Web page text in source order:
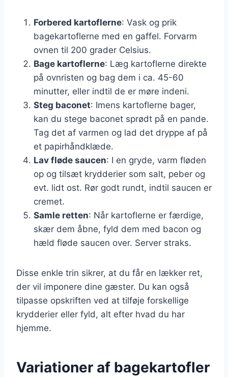
Forbered kartoflerne: Vask og prik
bagekartoflerne med en gaffel. Forvarm
ovnen til 200 grader Celsius.
Bage kartoflerne: Læg kartoflerne direkte
på ovnristen og bag dem i ca. 45-60
minutter, eller indtil de er møre indeni.
Steg baconet: Imens kartoflerne bager,
kan du stege baconet sprødt på en pande.
Tag det af varmen og lad det dryppe af på
et papirhåndklæde.
Lav fløde saucen: I en gryde, varm fløden
op og tilsæt krydderier som salt, peber og
evt. lidt ost. Rør godt rundt, indtil saucen er
cremet.
Samle retten: Når kartoflerne er færdige,
skær dem åbne, fyld dem med bacon og
hæld fløde saucen over. Server straks.
Disse enkle trin sikrer, at du får en lækker ret,
der vil imponere dine gæster. Du kan også
tilpasse opskriften ved at tilføje forskellige
krydderier eller fyld, alt efter hvad du har
hjemme.
Variationer af bagekartofler